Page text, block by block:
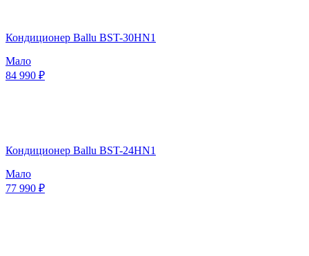
Кондиционер Ballu BST-30HN1
Мало
84 990 ₽
Кондиционер Ballu BST-24HN1
Мало
77 990 ₽